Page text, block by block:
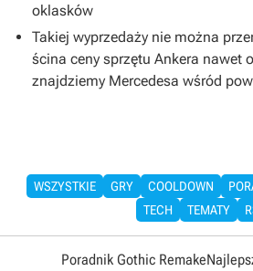
oklasków
Takiej wyprzedaży nie można
ścina ceny sprzętu Ankera nawet
znajdziemy Mercedesa wśród
WSZYSTKIE GRY COOLDOWN
TECH
TEMATY
Poradnik Gothic Remake